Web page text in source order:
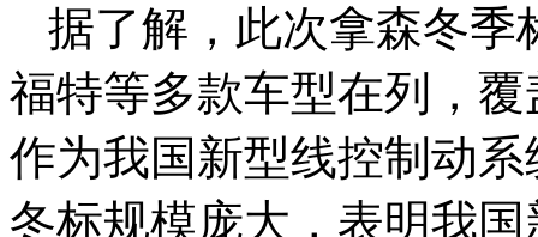
据了解，此次拿森冬季
福特等多款车型在列，
作为我国新型线控制动
冬标规模庞大，表明我